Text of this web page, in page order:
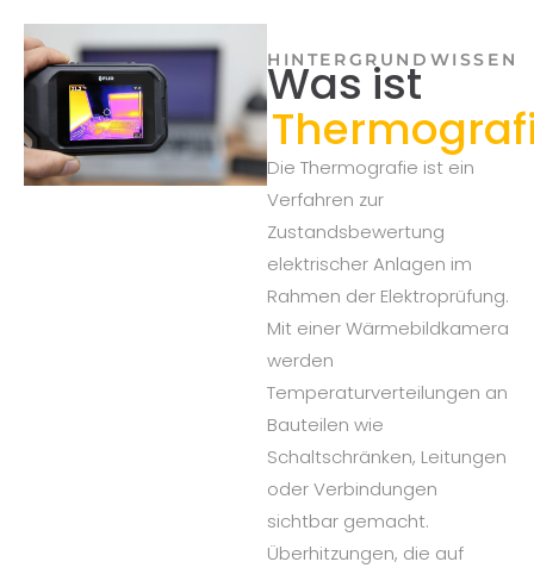
HINTERGRUNDWISSEN
Was ist
Die Thermografie ist ein
Verfahren zur
Zustandsbewertung
elektrischer Anlagen im
Rahmen der Elektroprüfung.
Mit einer Wärmebildkamera
werden
Temperaturverteilungen an
Bauteilen wie
Schaltschränken, Leitungen
oder Verbindungen
sichtbar gemacht.
Überhitzungen, die auf